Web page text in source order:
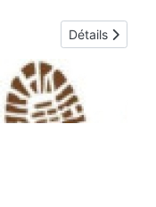
Détails